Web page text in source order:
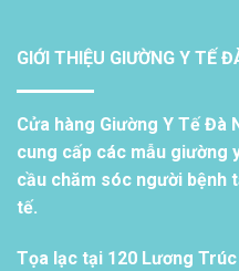
GIỚI THIỆU GIƯỜNG Y TẾ
Cửa hàng Giường Y Tế Đà
cung cấp các mẫu giường
cầu chăm sóc người bệnh
tế.
Tọa lạc tại 120 Lương